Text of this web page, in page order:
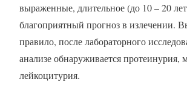
выраженные, длительное (до 10 – 20
благоприятный прогноз в излечении.
правило, после лабораторного
анализе обнаруживается протеинурия,
лейкоцитурия.